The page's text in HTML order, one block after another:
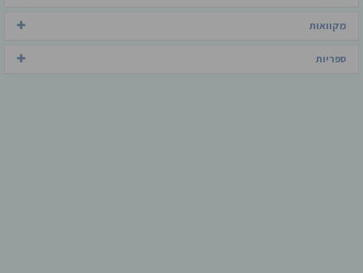
מקוואות
ספריות